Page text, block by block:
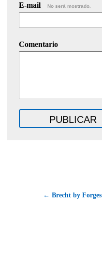
E-mail No será mostrado.
Comentario
← Brecht by Forges